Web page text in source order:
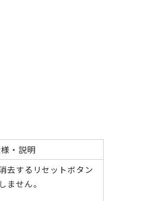
・説明
去するリセットボタン
ません。